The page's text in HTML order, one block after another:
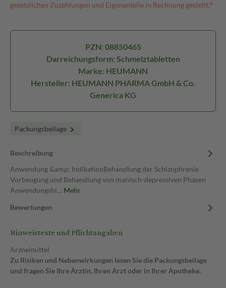
gesetzlichen Zuzahlungen und Eigenanteile in Rechnung gestellt.⁴
PZN: 08850465
Darreichungsform: Schmelztabletten
Marke: HEUMANN
Hersteller: HEUMANN PHARMA GmbH & Co.
Generica KG
Packungsbeilage
Beschreibung
Anwendung &amp; IndikationBehandlung der Schizophrenie
Vorbeugung und Behandlung von manisch-depressiven Phasen
Anwendungshi… Mehr
Bewertungen
Hinweistexte und Pflichtangaben
Arzneimittel
Zu Risiken und Nebenwirkungen lesen Sie die Packungsbeilage
und fragen Sie Ihre Ärztin, Ihren Arzt oder in Ihrer Apotheke.